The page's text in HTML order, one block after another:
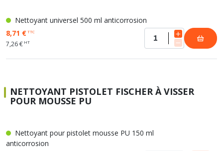
Nettoyant universel 500 ml anticorrosion
8,71 €TTC
7,26 € HT
NETTOYANT PISTOLET FISCHER À VISSER
POUR MOUSSE PU
Nettoyant pour pistolet mousse PU 150 ml
anticorrosion